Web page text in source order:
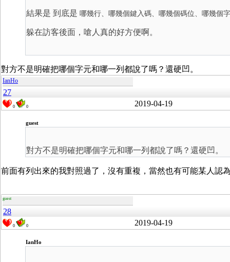
結果是 到底是 哪幾行、哪幾個鍵入碼、哪幾個碼位、哪幾個
躲在訪客後面，嗆人真的好方便啊。
對方不是明確把哪個字元和哪一列都說了嗎？還硬凹。
IanHo
27
0 0 2019-04-19
guest
對方不是明確把哪個字元和哪一列都說了嗎？還硬凹。
前面有列出來的我對照過了，沒有重複，當然也有可能某人認
guest
28
0 0 2019-04-19
IanHo